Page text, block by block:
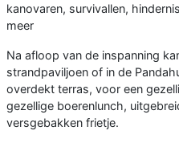
kanovaren, survivallen,
meer
Na afloop van de inspanning
strandpaviljoen of in de
overdekt terras, voor een
gezellige boerenlunch,
versgebakken frietje.